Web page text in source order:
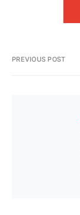
PREVIOUS POST